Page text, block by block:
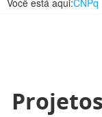
Você está aqui:CNPq